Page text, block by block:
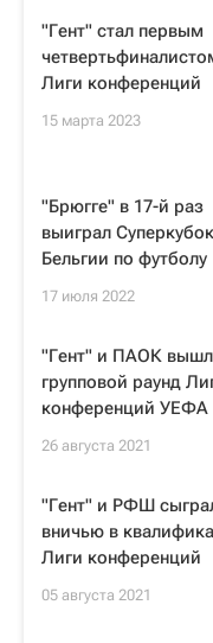
"Гент" стал первым
Лиги конференций
15 марта 2023
"Брюгге" в 17-й раз
выиграл Суперкубок
Бельгии по футболу
17 июля 2022
"Гент" и ПАОК
групповой раунд
конференций УЕФА
26 августа 2021
"Гент" и РФШ
вничью в
Лиги конференций
05 августа 2021